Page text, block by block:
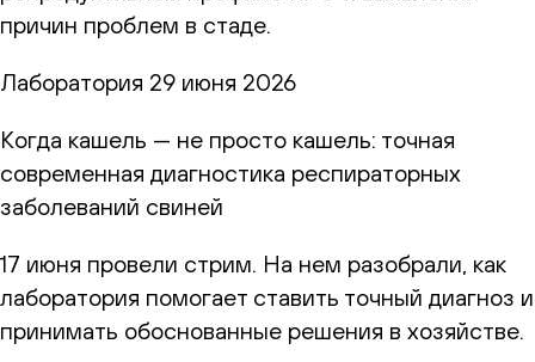
причин проблем в стаде.
Лаборатория 29 июня 2026
Когда кашель — не просто кашель: точная
современная диагностика респираторных
заболеваний свиней
17 июня провели стрим. На нем разобрали, как
лаборатория помогает ставить точный диагноз и
принимать обоснованные решения в хозяйстве.